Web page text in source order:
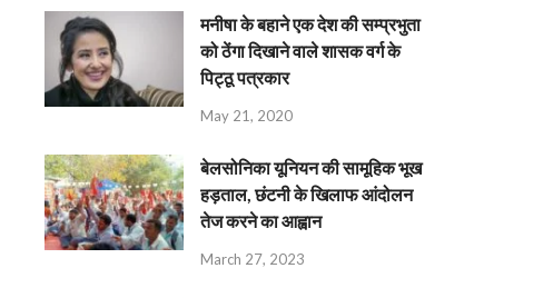
मनीषा के बहाने एक देश की सम्प्रभुता
को ठेंगा दिखाने वाले शासक वर्ग के
पिट्ठू पत्रकार
May 21, 2020
बेलसोनिका यूनियन की सामूहिक भूख
हड़ताल, छंटनी के खिलाफ आंदोलन
तेज करने का आह्वान
March 27, 2023